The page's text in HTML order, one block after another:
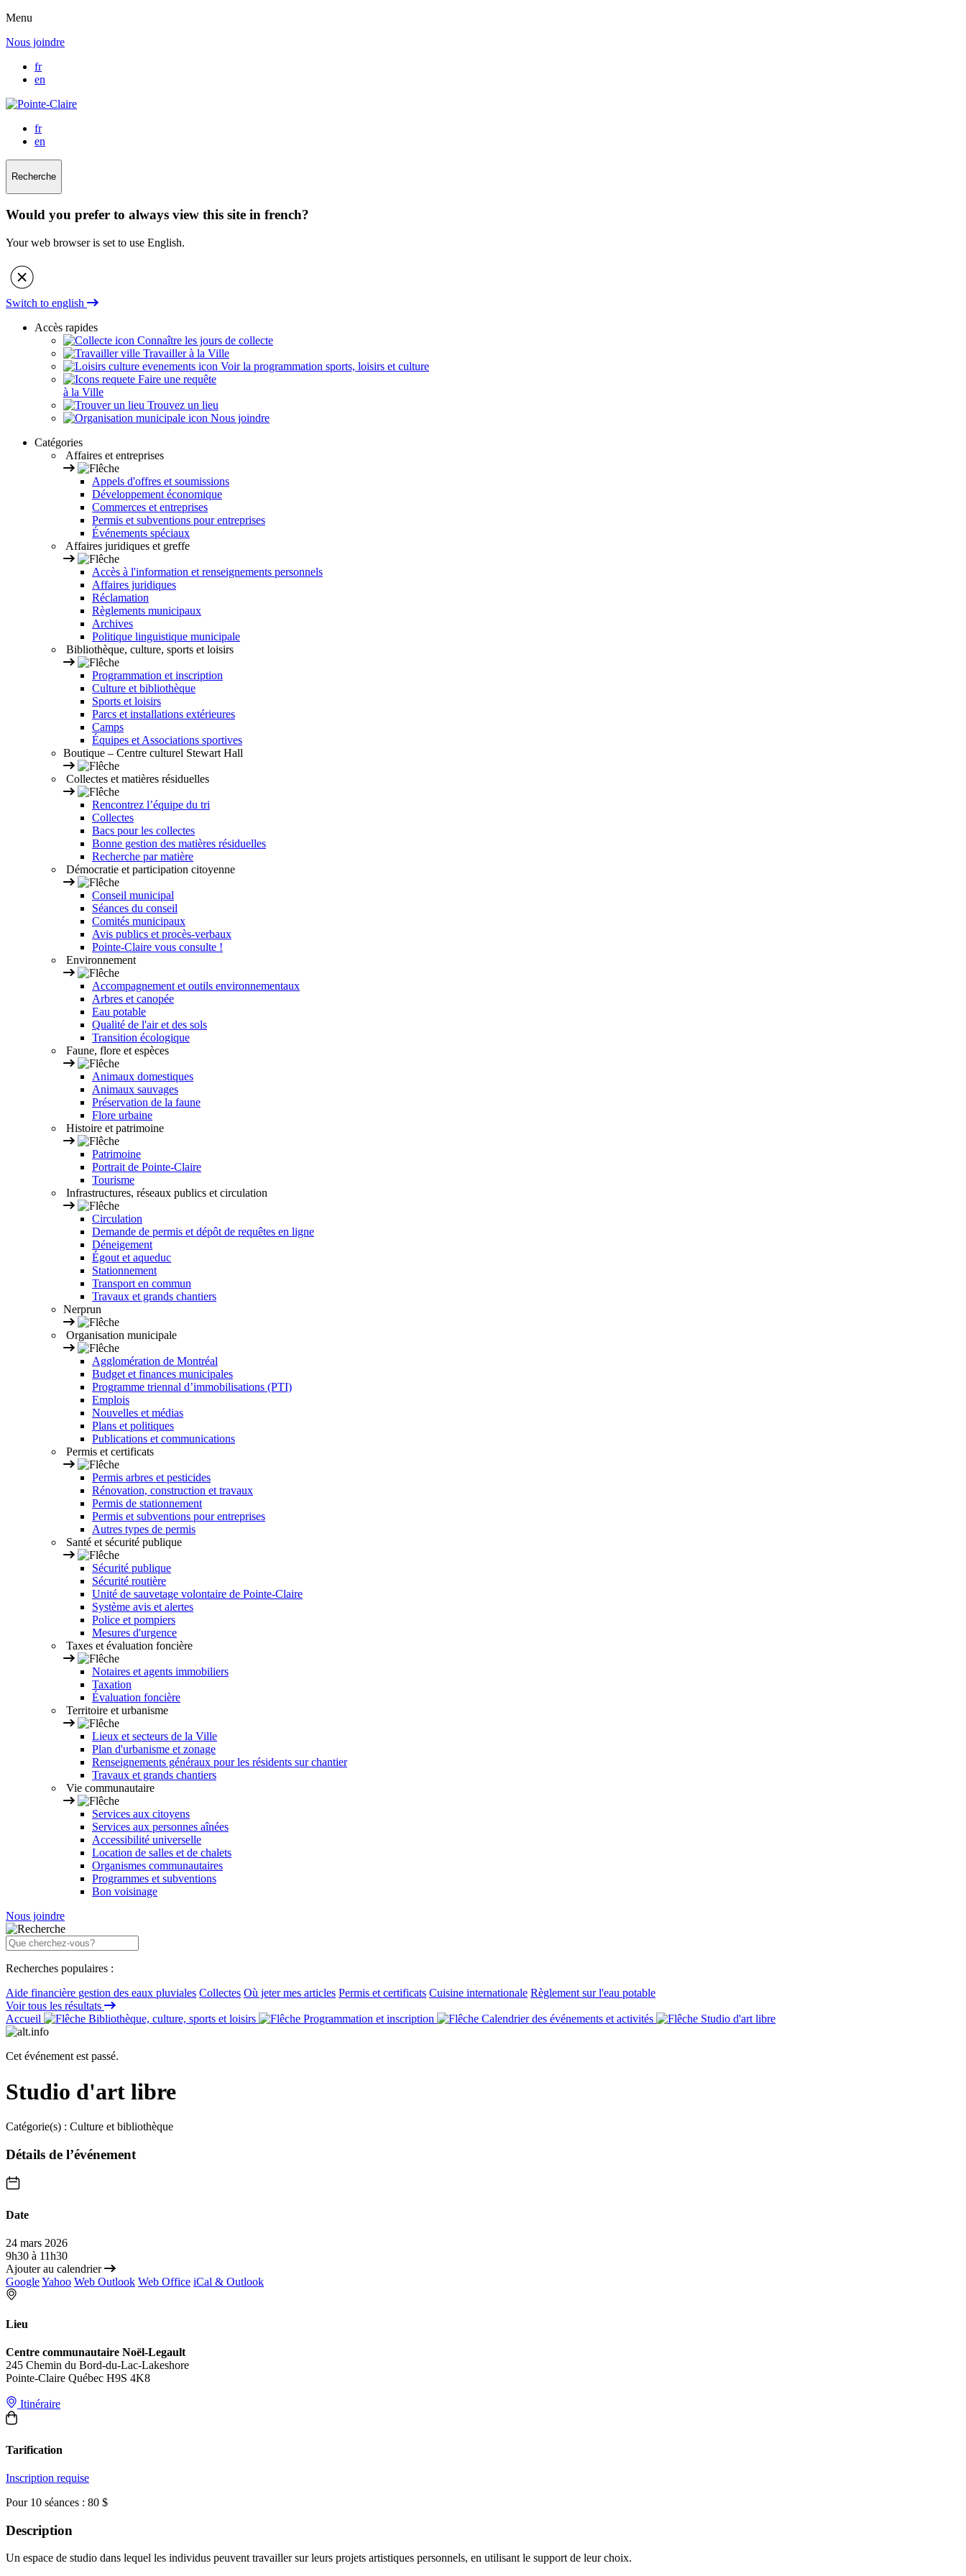
Menu
Nous joindre
fr
en
fr
en
Recherche
Would you prefer to always view this site in french?
Your web browser is set to use English.
Switch to english
Accès rapides
Connaître les jours de collecte
Travailler à la Ville
Voir la programmation sports, loisirs et culture
Faire une requête
à la Ville
Trouvez un lieu
Nous joindre
Catégories
Affaires et entreprises
Appels d'offres et soumissions
Développement économique
Commerces et entreprises
Permis et subventions pour entreprises
Événements spéciaux
Affaires juridiques et greffe
Accès à l'information et renseignements personnels
Affaires juridiques
Réclamation
Règlements municipaux
Archives
Politique linguistique municipale
Bibliothèque, culture, sports et loisirs
Programmation et inscription
Culture et bibliothèque
Sports et loisirs
Parcs et installations extérieures
Camps
Équipes et Associations sportives
Boutique – Centre culturel Stewart Hall
Collectes et matières résiduelles
Rencontrez l’équipe du tri
Collectes
Bacs pour les collectes
Bonne gestion des matières résiduelles
Recherche par matière
Démocratie et participation citoyenne
Conseil municipal
Séances du conseil
Comités municipaux
Avis publics et procès-verbaux
Pointe-Claire vous consulte !
Environnement
Accompagnement et outils environnementaux
Arbres et canopée
Eau potable
Qualité de l'air et des sols
Transition écologique
Faune, flore et espèces
Animaux domestiques
Animaux sauvages
Préservation de la faune
Flore urbaine
Histoire et patrimoine
Patrimoine
Portrait de Pointe-Claire
Tourisme
Infrastructures, réseaux publics et circulation
Circulation
Demande de permis et dépôt de requêtes en ligne
Déneigement
Égout et aqueduc
Stationnement
Transport en commun
Travaux et grands chantiers
Nerprun
Organisation municipale
Agglomération de Montréal
Budget et finances municipales
Programme triennal d’immobilisations (PTI)
Emplois
Nouvelles et médias
Plans et politiques
Publications et communications
Permis et certificats
Permis arbres et pesticides
Rénovation, construction et travaux
Permis de stationnement
Permis et subventions pour entreprises
Autres types de permis
Santé et sécurité publique
Sécurité publique
Sécurité routière
Unité de sauvetage volontaire de Pointe-Claire
Système avis et alertes
Police et pompiers
Mesures d'urgence
Taxes et évaluation foncière
Notaires et agents immobiliers
Taxation
Évaluation foncière
Territoire et urbanisme
Lieux et secteurs de la Ville
Plan d'urbanisme et zonage
Renseignements généraux pour les résidents sur chantier
Travaux et grands chantiers
Vie communautaire
Services aux citoyens
Services aux personnes aînées
Accessibilité universelle
Location de salles et de chalets
Organismes communautaires
Programmes et subventions
Bon voisinage
Nous joindre
Recherches populaires :
Aide financière gestion des eaux pluviales Collectes Où jeter mes articles Permis et certificats Cuisine internationale Règlement sur l'eau potable
Voir tous les résultats
Accueil
Bibliothèque, culture, sports et loisirs Programmation et inscription Calendrier des événements et activités Studio d'art libre
Cet événement est passé.
Studio d'art libre
Catégorie(s) : Culture et bibliothèque
Détails de l’événement
Date
24 mars 2026
9h30 à 11h30
Ajouter au calendrier
GoogleYahoo Web Outlook Web Office iCal & Outlook
Lieu
Centre communautaire Noël-Legault
245 Chemin du Bord-du-Lac-Lakeshore
Pointe-Claire Québec H9S 4K8
Itinéraire
Tarification
Inscription requise
Pour 10 séances : 80 $
Description
Un espace de studio dans lequel les individus peuvent travailler sur leurs projets artistiques personnels, en utilisant le support de leur choix.